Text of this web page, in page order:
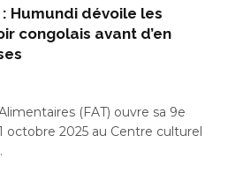
Humundi dévoile les
congolais avant d’en
(FAT) ouvre sa 9e
octobre 2025 au Centre culturel